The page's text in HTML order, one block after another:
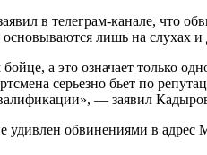
в телеграм-канале, что
лишь на слухах и
бойце, а это означает только
серьезно бьет по
— заявил
удивлен обвинениями в